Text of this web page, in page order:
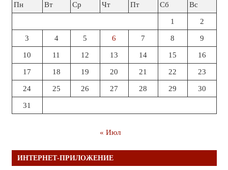
Пн
Вт Ср Чт Пт Сб Вс
1 2
3 4 5 6 7 8 9
10 11 12 13 14 15 16
17 18 19 20 21 22 23
24 25 26 27 28 29 30
31
« Июл
ИНТЕРНЕТ-ПРИЛОЖЕНИЕ